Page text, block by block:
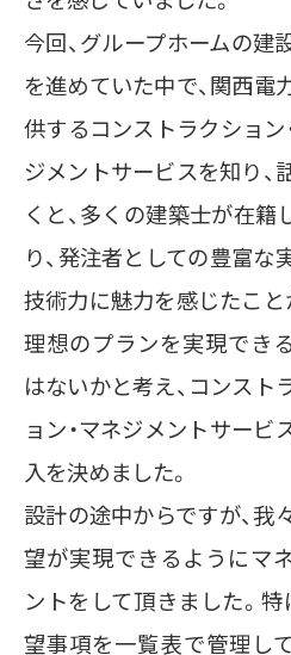
今回、グループホームの建
を進めていた中で、関西電
供するコンストラクション
ジメントサービスを知り、
くと、多くの建築士が在籍
り、発注者としての豊富な
技術力に魅力を感じたこと
理想のプランを実現でき
はないかと考え、コンスト
ョン・マネジメントサービ
入を決めました。
設計の途中からですが、我
望が実現できるようにマ
ントをして頂きました。特
望事項を一覧表で管理し